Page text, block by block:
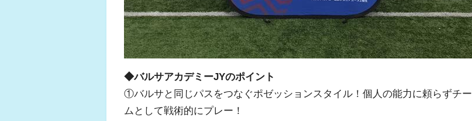
◆バルサアカデミーJYのポイント
①バルサと同じパスをつなぐポゼッションスタイル！個人の能力に頼らずチー
ムとして戦術的にプレー！